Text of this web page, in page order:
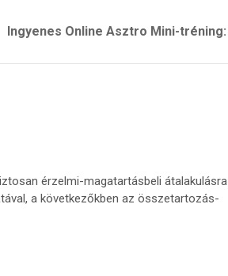
Ingyenes Online Asztro Mini-
érzelmi-magatartásbeli átalakulásra
a következőkben az összetartozás-